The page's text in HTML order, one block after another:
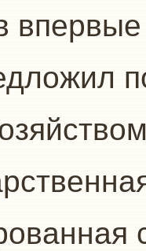
впервые